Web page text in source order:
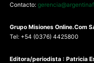
Contacto:
Grupo Misiones Online.Com
Tel: +54 (0376) 4425800
Editora/periodista : Patricia